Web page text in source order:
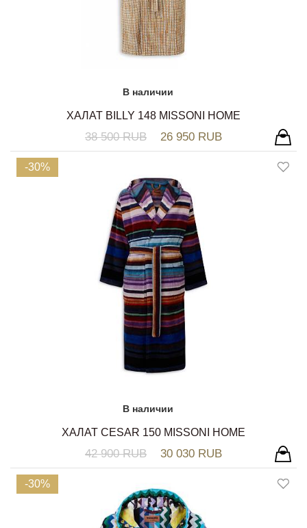
В наличии
ХАЛАТ BILLY 148 MISSONI HOME
38 500 RUB 26 950 RUB
-30%
В наличии
ХАЛАТ CESAR 150 MISSONI HOME
42 900 RUB 30 030 RUB
-30%